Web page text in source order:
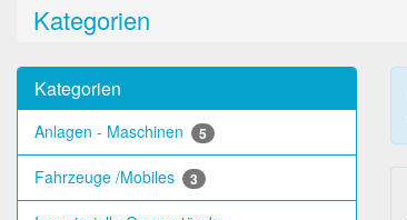
Kategorien
Kategorien
Anlagen - Maschinen 5
Fahrzeuge /Mobiles 3